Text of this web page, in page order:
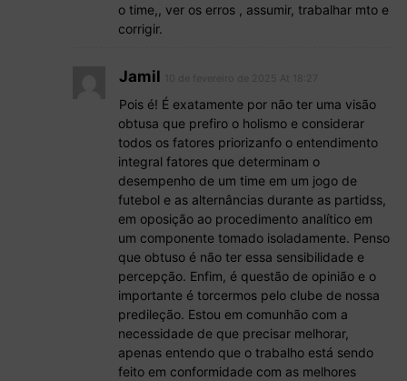
o time,, ver os erros , assumir, trabalhar mto e
corrigir.
Jamil
Pois é! É exatamente por não ter uma visão
obtusa que prefiro o holismo e considerar
todos os fatores priorizanfo o entendimento
integral fatores que determinam o
desempenho de um time em um jogo de
futebol e as alternâncias durante as partidss,
em oposição ao procedimento analítico em
um componente tomado isoladamente. Penso
que obtuso é não ter essa sensibilidade e
percepção. Enfim, é questão de opinião e o
importante é torcermos pelo clube de nossa
predileção. Estou em comunhão com a
necessidade de que precisar melhorar,
apenas entendo que o trabalho está sendo
feito em conformidade com as melhores